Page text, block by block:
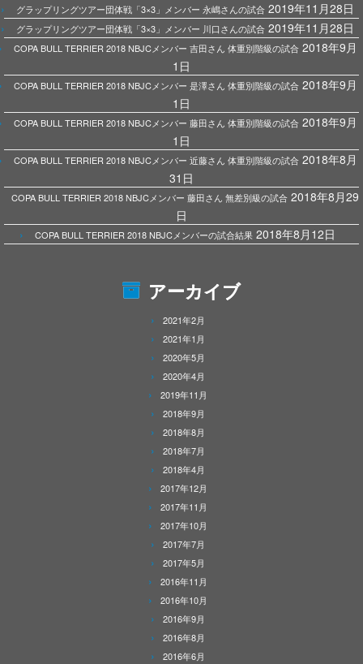
グラップリングツアー団体戦「3×3」メンバー 永嶋さんの試合 2019年11月28日
グラップリングツアー団体戦「3×3」メンバー 川口さんの試合 2019年11月28日
COPA BULL TERRIER 2018 NBJCメンバー 吉田さん 体重別階級の試合 2018年9月
1日
COPA BULL TERRIER 2018 NBJCメンバー 是澤さん 体重別階級の試合 2018年9月
1日
COPA BULL TERRIER 2018 NBJCメンバー 藤田さん 体重別階級の試合 2018年9月
1日
COPA BULL TERRIER 2018 NBJCメンバー 近藤さん 体重別階級の試合 2018年8月
31日
COPA BULL TERRIER 2018 NBJCメンバー 藤田さん 無差別級の試合 2018年8月29
日
COPA BULL TERRIER 2018 NBJCメンバーの試合結果 2018年8月12日
アーカイブ
2021年2月
2021年1月
2020年5月
2020年4月
2019年11月
2018年9月
2018年8月
2018年7月
2018年4月
2017年12月
2017年11月
2017年10月
2017年7月
2017年5月
2016年11月
2016年10月
2016年9月
2016年8月
2016年6月